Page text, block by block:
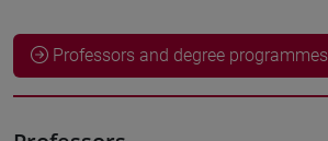
Professors and degree programmes